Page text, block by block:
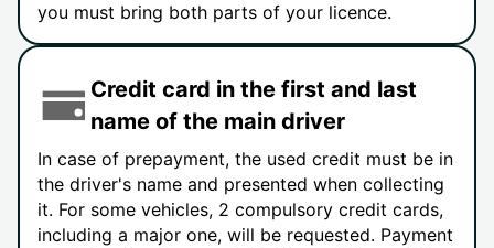
you must bring both parts of your licence.
Credit card in the first and last
name of the main driver
In case of prepayment, the used credit must be in
the driver's name and presented when collecting
it. For some vehicles, 2 compulsory credit cards,
including a major one, will be requested. Payment